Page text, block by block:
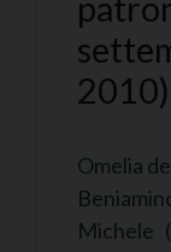
2010)
Omelia
Michele